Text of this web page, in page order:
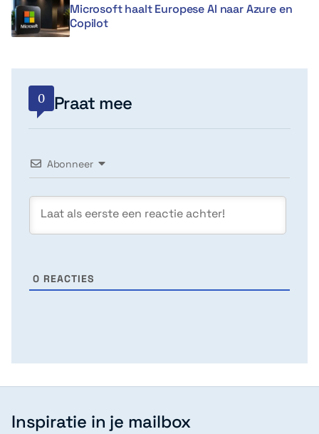
Microsoft haalt Europese AI naar Azure en
Copilot
0 Praat mee
Abonneer
0 REACTIES
Inspiratie in je mailbox